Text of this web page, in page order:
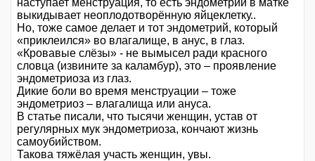
выкидывает неоплодотворённую яйцеклетку..
Но, тоже самое делает и тот эндометрий, который
«приклеился» во влагалище, в анус, в глаз.
«Кровавые слёзы» - не вымысел ради красного
словца (извините за каламбур), это – проявление
эндометриоза из глаз.
Дикие боли во время менструации – тоже
эндометриоз – влагалища или ануса.
В статье писали, что тысячи женщин, устав от
регулярных мук эндометриоза, кончают жизнь
самоубийством.
Такова тяжёлая участь женщин, увы.